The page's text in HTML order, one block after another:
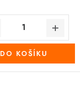
DO KOŠÍKU